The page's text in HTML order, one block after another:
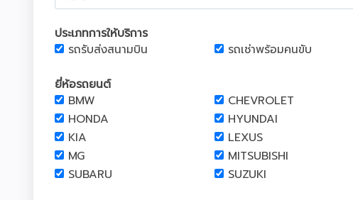
ประเภทการให้บริการ
รถรับส่งสนามบิน
รถเช่าพร้อมคนขับ
ยี่ห้อรถยนต์
BMW
CHEVROLET
HONDA
HYUNDAI
KIA
LEXUS
MG
MITSUBISHI
SUBARU
SUZUKI